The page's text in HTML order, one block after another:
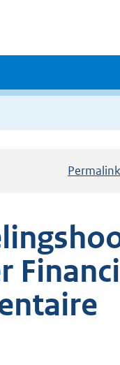
Permalink